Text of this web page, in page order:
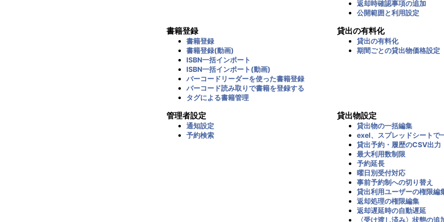
返却時確認事項の追加
公開範囲と利用設定
書籍登録
書籍登録
書籍登録(動画)
ISBN一括インポート
ISBN一括インポート(動画)
バーコードリーダーを使った書籍登録
バーコード読み取りで書籍を登録する
タグによる書籍管理
貸出の有料化
貸出の有料化
期間ごとの貸出物価格設定
管理者設定
通知設定
予約検索
貸出物設定
貸出物の一括編集
exel、スプレッドシートで
貸出予約・履歴のCSV出力
最大利用数制限
予約延長
曜日別受付対応
事前予約制への切り替え
貸出利用ユーザーの権限編
返却処理の権限編集
返却遅延時の自動遅延
〈受け渡し済み〉状態の追